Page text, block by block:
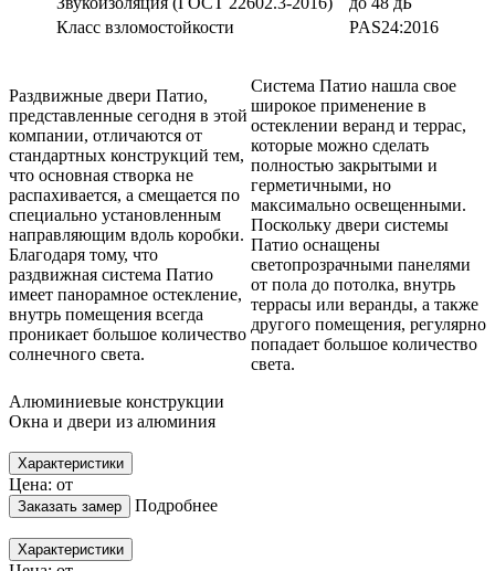
Класс взломостойкости
PAS24:2016
Раздвижные двери Патио,
представленные сегодня в этой
компании, отличаются от
стандартных конструкций тем,
что основная створка не
распахивается, а смещается по
специально установленным
направляющим вдоль коробки.
Благодаря тому, что
раздвижная система Патио
имеет панорамное остекление,
внутрь помещения всегда
проникает большое количество
солнечного света.
Система Патио нашла свое
широкое применение в
остеклении веранд и террас,
которые можно сделать
полностью закрытыми и
герметичными, но
максимально освещенными.
Поскольку двери системы
Патио оснащены
светопрозрачными панелями
от пола до потолка, внутрь
террасы или веранды, а также
другого помещения, регулярно
попадает большое количество
света.
Алюминиевые конструкции
Окна и двери из алюминия
Характеристики
Цена: от
Заказать замер Подробнее
Характеристики